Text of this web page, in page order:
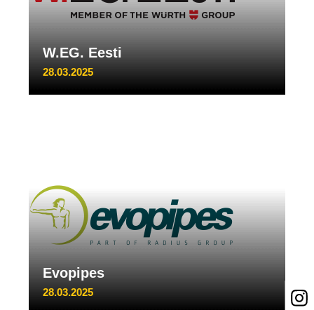
W.EG. Eesti
28.03.2025
Evopipes
28.03.2025